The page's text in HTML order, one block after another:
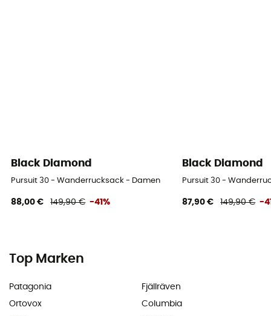
Black Diamond
Pursuit 30 - Wanderrucksack - Damen
88,00 € 149,90 € -41%
Black Diamond
Pursuit 30 -
87,90 € 149,90 € -
Top Marken
Patagonia
Ortovox
Fjällräven
Columbia